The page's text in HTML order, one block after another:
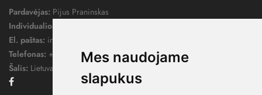
Mes naudojame
slapukus
Pardavėjas: Pijus Praninskas
Individualios veiklos pažymos nr.:
El. paštas: info@dressify.lt
Telefonas: +370 676 78578
Šalis: Lietuva